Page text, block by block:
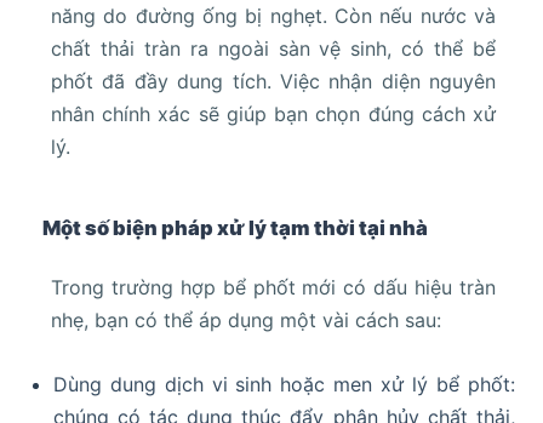
năng do đường ống bị nghẹt. Còn nếu nước và
chất thải tràn ra ngoài sàn vệ sinh, có thể bể
phốt đã đầy dung tích. Việc nhận diện nguyên
nhân chính xác sẽ giúp bạn chọn đúng cách xử
lý.
Một số biện pháp xử lý tạm thời tại nhà
Trong trường hợp bể phốt mới có dấu hiệu tràn
nhẹ, bạn có thể áp dụng một vài cách sau:
Dùng dung dịch vi sinh hoặc men xử lý bể phốt:
chúng có tác dụng thúc đẩy phân hủy chất thải,